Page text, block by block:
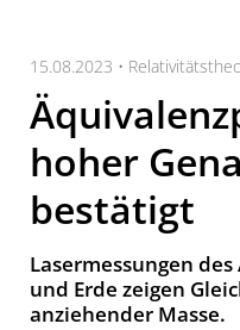
15.08.2023 •
hoher
bestätigt
Lasermessungen
und Erde zeigen
anziehender Masse.